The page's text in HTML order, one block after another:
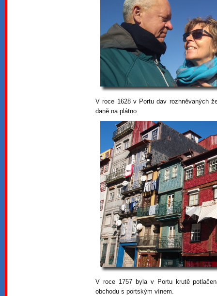
V roce 1628 v Portu dav rozhněvaných
daně na plátno.
V roce 1757 byla v Portu krutě
obchodu s portským vínem.